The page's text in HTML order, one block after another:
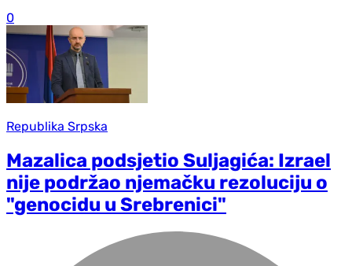
0
Republika Srpska
Mazalica podsjetio Suljagića: Izrael
nije podržao njemačku rezoluciju o
"genocidu u Srebrenici"